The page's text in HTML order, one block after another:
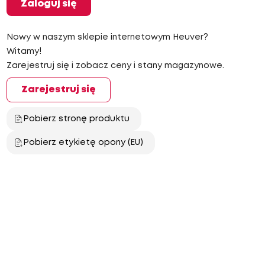
Zaloguj się
Nowy w naszym sklepie internetowym Heuver?
Witamy!
Zarejestruj się i zobacz ceny i stany magazynowe.
Zarejestruj się
Pobierz stronę produktu
Pobierz etykietę opony (EU)